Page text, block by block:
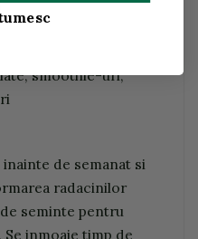
smoothie-uri,
de semanat si
radacinilor
seminte pentru
Se inmoaie timp de